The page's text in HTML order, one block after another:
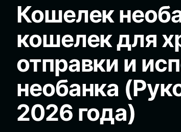
Bahasa Indonesia
ภาษาไทย
Español
Português (Brasil)
Español (Argentina)
Кошелек
кошелек для
отправки и
необанка
2026 года)